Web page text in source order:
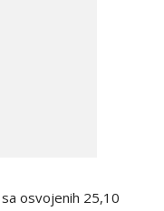
osvojenih 25,10